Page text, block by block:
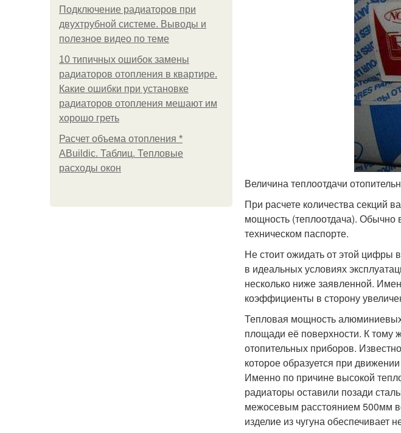
Подключение радиаторов при
двухтрубной системе. Выводы и
полезное видео по теме
10 типичных ошибок замены
радиаторов отопления в квартире.
Какие ошибки при установке
радиаторов отопления мешают им
хорошо греть
Расчет объема отопления *
ABuildic. Таблиц. Тепловые
расходы окон
Величина теплоотдачи
При расчете количества секций
мощность (теплоотдача). Обычно
техническом паспорте.
Не стоит ожидать от этой цифры
в идеальных условиях
несколько ниже заявленной.
коэффициенты в сторону
Тепловая мощность
площади её поверхности. К тому
отопительных приборов.
которое образуется при
Именно по причине высокой
радиаторы оставили позади
межосевым расстоянием 500мм
изделие из чугуна обеспечивает